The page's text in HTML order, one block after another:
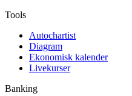
Tools
Autochartist
Diagram
Ekonomisk kalender
Livekurser
Banking